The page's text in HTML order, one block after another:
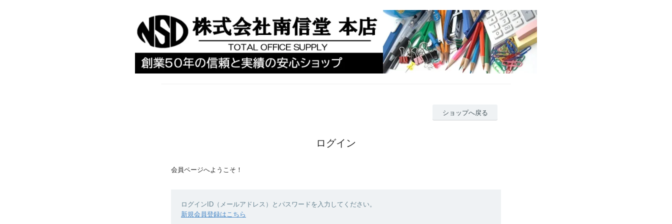
ショップへ戻る
ログイン
会員ページへようこそ！
ログインID（メールアドレス）とパスワードを入力してください。
新規会員登録はこちら